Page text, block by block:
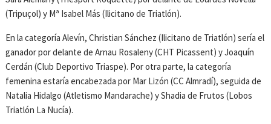
(Tripuçol) y Mª Isabel Más (Ilicitano de Triatlón).
En la categoría Alevín, Christian Sánchez (Ilicitano de Triatlón) sería el
ganador por delante de Arnau Rosaleny (CHT Picassent) y Joaquín
Cerdán (Club Deportivo Triaspe). Por otra parte, la categoría
femenina estaría encabezada por Mar Lizón (CC Almradí), seguida de
Natalia Hidalgo (Atletismo Mandarache) y Shadia de Frutos (Lobos
Triatlón La Nucía).